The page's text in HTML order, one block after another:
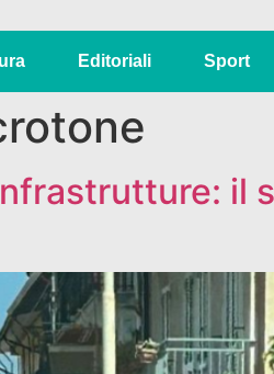
Editoriali Sport
il